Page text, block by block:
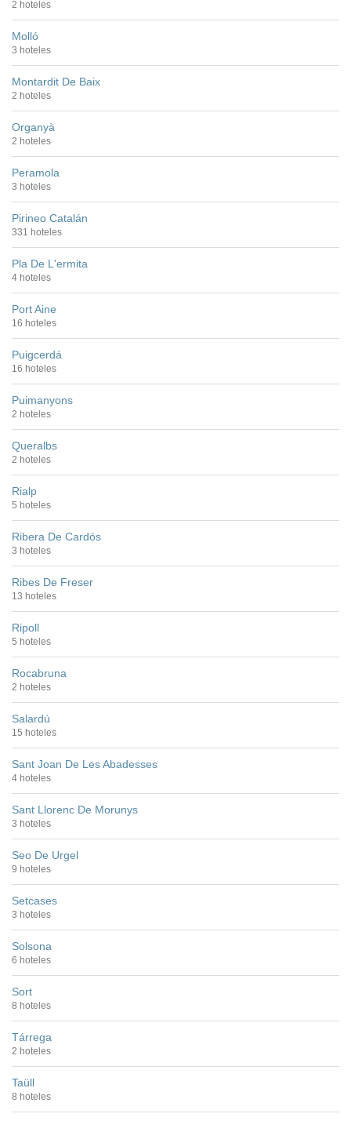
2 hoteles
Molló
3 hoteles
Montardit De Baix
2 hoteles
Organyà
2 hoteles
Peramola
3 hoteles
Pirineo Catalán
331 hoteles
Pla De L'ermita
4 hoteles
Port Aine
16 hoteles
Puigcerdá
16 hoteles
Puimanyons
2 hoteles
Queralbs
2 hoteles
Rialp
5 hoteles
Ribera De Cardós
3 hoteles
Ribes De Freser
13 hoteles
Ripoll
5 hoteles
Rocabruna
2 hoteles
Salardú
15 hoteles
Sant Joan De Les Abadesses
4 hoteles
Sant Llorenc De Morunys
3 hoteles
Seo De Urgel
9 hoteles
Setcases
3 hoteles
Solsona
6 hoteles
Sort
8 hoteles
Tárrega
2 hoteles
Taüll
8 hoteles